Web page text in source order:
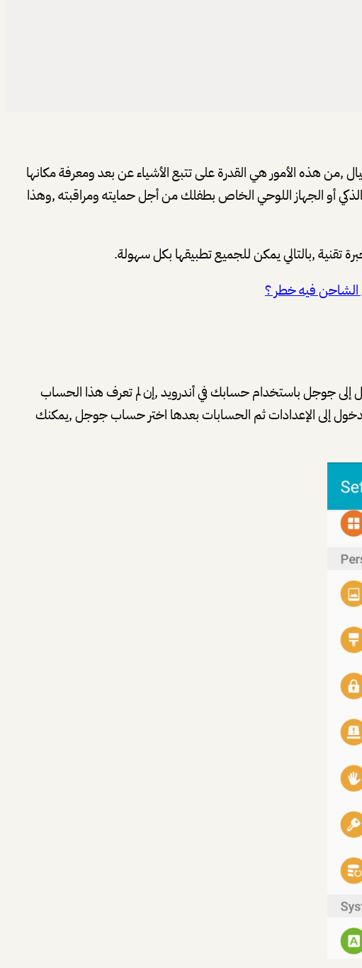
,من هذه الأمور هي القدرة على تتبع الأشياء عن بعد ومعرفة مكانها
أو الجهاز اللوحي الخاص بطفلك من أجل حمايته ومراقبته ,وهذا
تقنية ,بالتالي يمكن للجميع تطبيقها بكل سهولة.
الشاحن فيه خطر ؟
جوجل باستخدام حسابك في أندرويد ,إن لم تعرف هذا الحساب
إلى الإعدادات ثم الحسابات بعدها اختر حساب جوجل ,يمكنك